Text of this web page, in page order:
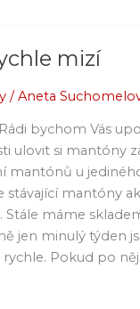
mizí
/Aneta
bychom Vás
ulovit si mantóny
mantónů u
stávající mantóny
Stále máme
jen minulý týden
Pokud po